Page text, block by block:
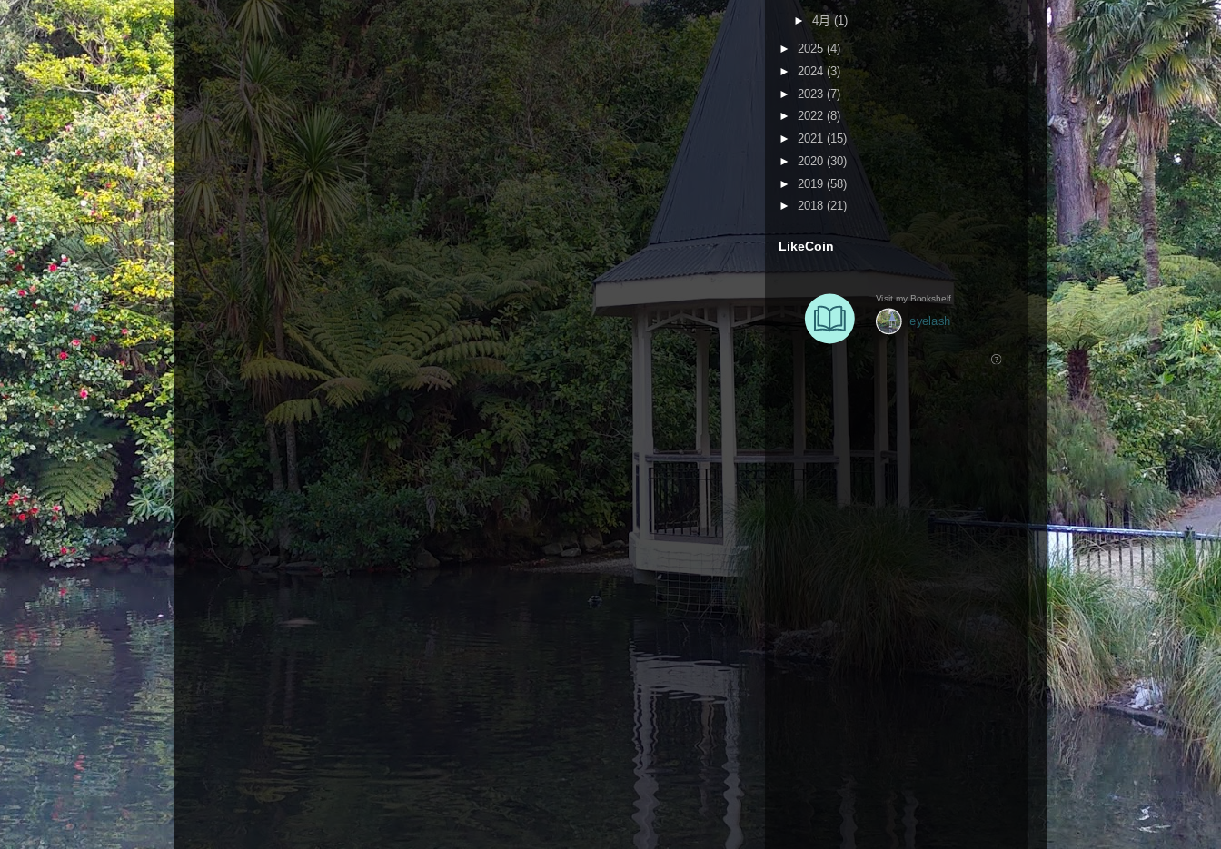
► 4月(1)
► 2025 (4)
► 2024 (3)
► 2023 (7)
► 2022 (8)
► 2021 (15)
► 2020 (30)
► 2019 (58)
► 2018 (21)
LikeCoin